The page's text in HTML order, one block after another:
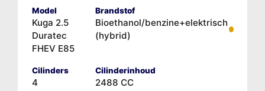
Model
Kuga 2.5
Duratec
FHEV E85
Brandstof
Bioethanol/benzine+elektrisch
(hybrid)
Cilinders
4
Cilinderinhoud
2488 CC